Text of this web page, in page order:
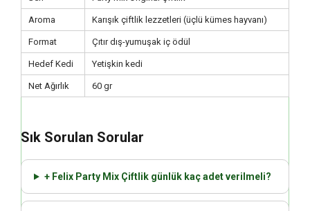
Aroma Karışık çiftlik lezzetleri (üçlü kümes hayvanı)
Format Çıtır dış-yumuşak iç ödül
Hedef Kedi Yetişkin kedi
Net Ağırlık 60 gr
Sık Sorulan Sorular
+ Felix Party Mix Çiftlik günlük kaç adet verilmeli?